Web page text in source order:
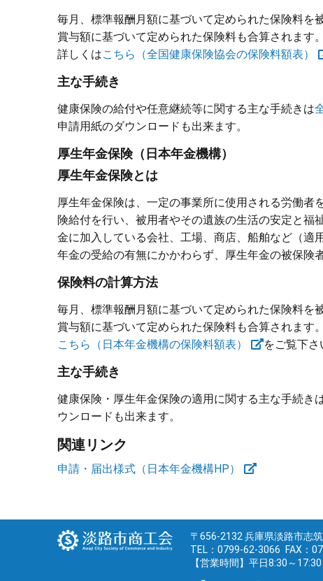
毎月、標準報酬月額に基づいて定められた保険料を
賞与額に基づいて定められた保険料も合算されます
詳しくはこちら（全国健康保険協会の保険料額表）
主な手続き
健康保険の給付や任意継続等に関する主な手続きは
申請用紙のダウンロードも出来ます。
厚生年金保険（日本年金機構）
厚生年金保険とは
厚生年金保険は、一定の事業所に使用される労働
険給付を行い、被用者やその遺族の生活の安定と
金に加入している会社、工場、商店、船舶など（適
年金の受給の有無にかかわらず、厚生年金の被保険
保険料の計算方法
毎月、標準報酬月額に基づいて定められた保険料を
賞与額に基づいて定められた保険料も合算されま
こちら（日本年金機構の保険料額表）
をご覧下さ
主な手続き
健康保険・厚生年金保険の適用に関する主な手続き
ウンロードも出来ます。
関連リンク
申請・届出様式（日本年金機構HP）
〒656-2132 兵庫県淡路市志
TEL：0799-62-3066
FAX：
【営業時間】平日8:30～17:30